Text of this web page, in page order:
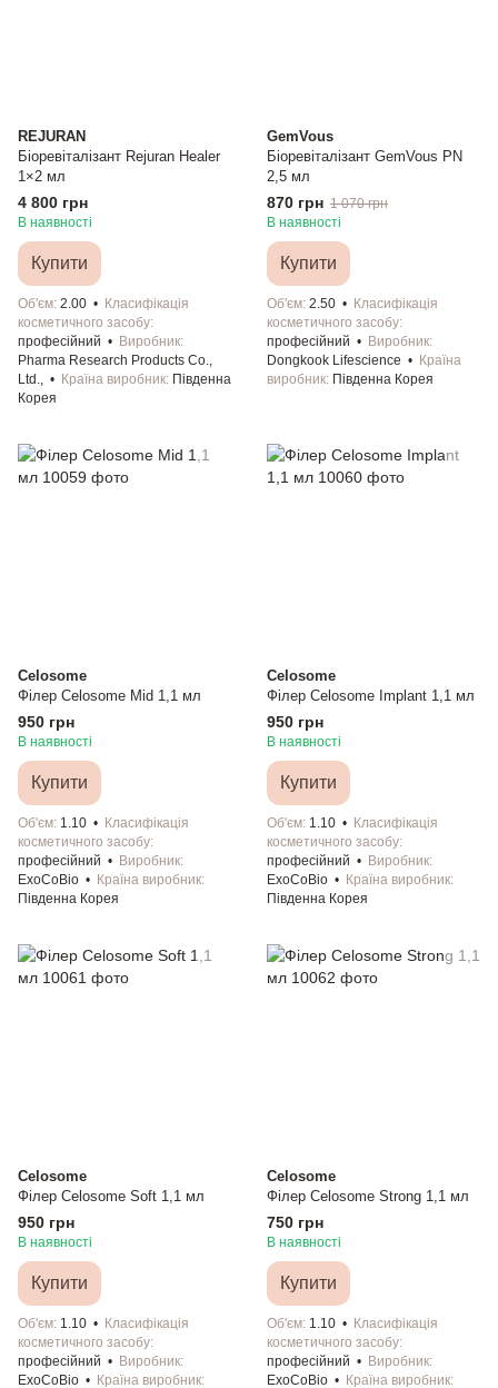
REJURAN
Біоревіталізант Rejuran Healer
1×2 мл
4 800 грн
В наявності
Купити
Об'єм 2.00
Класифікація
косметичного засобу
професійний
Виробник
Pharma Research Products Co.,
Ltd.,
Країна виробник Південна
Корея
GemVous
Біоревіталізант GemVous PN
2,5 мл
870 грн 1 070 грн
В наявності
Купити
Об'єм 2.50
Класифікація
косметичного засобу
професійний
Виробник
Dongkook Lifescience
Країна
виробник Південна Корея
Celosome
Філер Celosome Mid 1,1 мл
950 грн
В наявності
Купити
Об'єм 1.10
Класифікація
косметичного засобу
професійний
Виробник
ExoCoBio
Країна виробник
Південна Корея
Celosome
Філер Celosome Implant 1,1 мл
950 грн
В наявності
Купити
Об'єм 1.10
Класифікація
косметичного засобу
професійний
Виробник
ExoCoBio
Країна виробник
Південна Корея
Celosome
Філер Celosome Soft 1,1 мл
950 грн
В наявності
Купити
Об'єм 1.10
Класифікація
косметичного засобу
професійний
Виробник
ExoCoBio
Країна виробник
Celosome
Філер Celosome Strong 1,1 мл
750 грн
В наявності
Купити
Об'єм 1.10
Класифікація
косметичного засобу
професійний
Виробник
ExoCoBio
Країна виробник